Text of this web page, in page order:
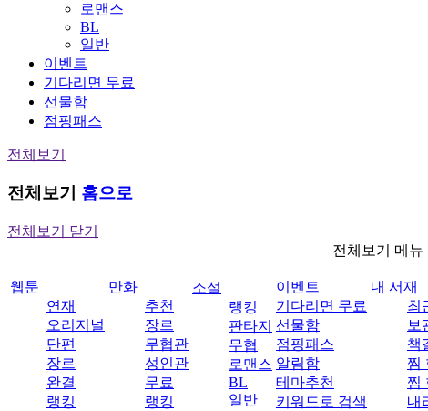
로맨스
BL
일반
이벤트
기다리면 무료
선물함
점핑패스
전체보기
전체보기 홈으로
전체보기 닫기
전체보기 메뉴
웹툰
연재
오리지널
단편
장르
완결
랭킹
만화
추천
장르
무협관
성인관
무료
랭킹
소설
랭킹
판타지
무협
로맨스
BL
일반
이벤트
기다리면 무료
선물함
점핑패스
알림함
테마추천
키워드로 검색
내 서재
최
보
책
찜
찜
내